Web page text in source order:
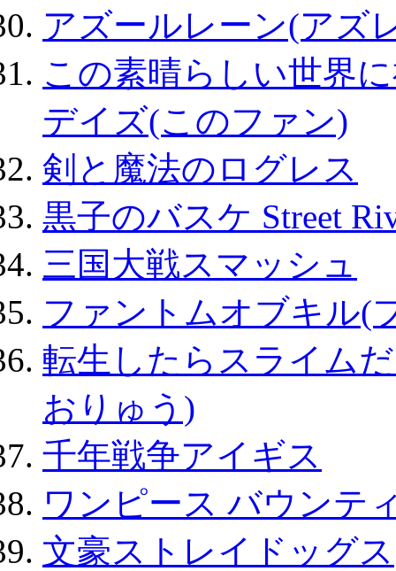
アズールレーン(アズ
この素晴らしい世界
デイズ(このファン)
剣と魔法のログレス
黒子のバスケ Street
三国大戦スマッシュ
ファントムオブキル(
転生したらスライム
おりゅう)
千年戦争アイギス
ワンピース バウンテ
文豪ストレイドッグス